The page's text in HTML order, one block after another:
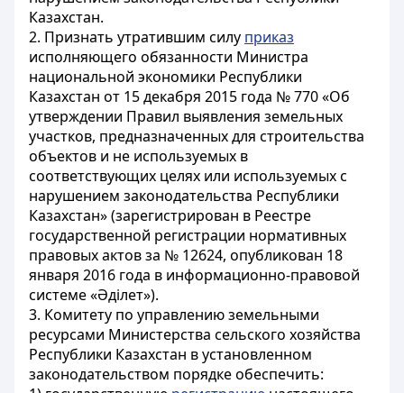
Казахстан.
2. Признать утратившим силу приказ
исполняющего обязанности Министра
национальной экономики Республики
Казахстан от 15 декабря 2015 года № 770 «Об
утверждении Правил выявления земельных
участков, предназначенных для строительства
объектов и не используемых в
соответствующих целях или используемых с
нарушением законодательства Республики
Казахстан» (зарегистрирован в Реестре
государственной регистрации нормативных
правовых актов за № 12624, опубликован 18
января 2016 года в информационно-правовой
системе «Әділет»).
3. Комитету по управлению земельными
ресурсами Министерства сельского хозяйства
Республики Казахстан в установленном
законодательством порядке обеспечить: